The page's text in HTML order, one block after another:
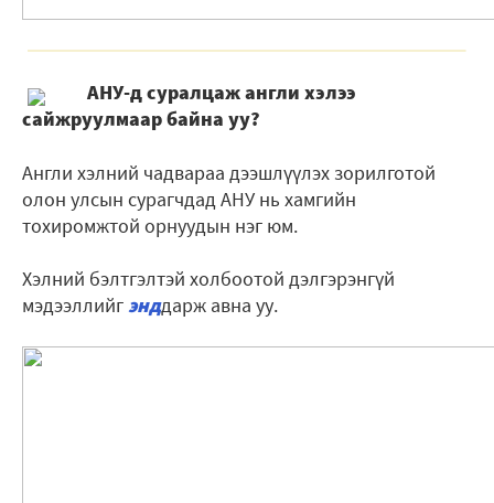
АНУ-д суралцаж англи хэлээ
сайжруулмаар байна уу?
Англи хэлний чадвараа дээшлүүлэх зорилготой
олон улсын сурагчдад АНУ нь хамгийн
тохиромжтой орнуудын нэг юм.
Хэлний бэлтгэлтэй холбоотой дэлгэрэнгүй
мэдээллийгэнддарж авна уу.